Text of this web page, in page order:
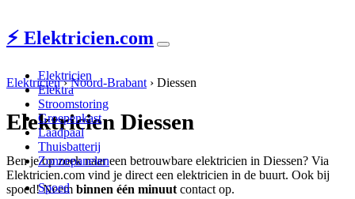
⚡ Elektricien.com
Elektricien
Elektra
Stroomstoring
Groepenkast
Laadpaal
Thuisbatterij
Zonnepanelen
Spoed
Elektricien›Noord-Brabant › Diessen
Elektricien Diessen
Ben je op zoek naar een betrouwbare elektricien in Diessen? Via
Elektricien.com vind je direct een elektricien in de buurt. Ook bij
spoed! Neem binnen één minuut contact op.